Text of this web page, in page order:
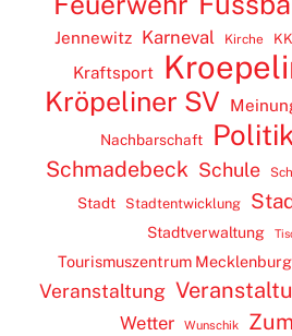
Jennewitz Karneval Kirche
Kraftsport
Kröpeliner SV
Nachbarschaft Politik
Schmadebeck Schule
Stadt Stadtentwicklung
Stadtverwaltung
Tourismuszentrum
Veranstaltung
Wetter Wunschik